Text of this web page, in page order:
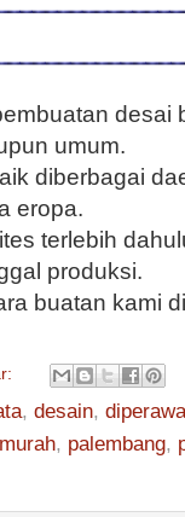
desai
umum.
diberbagai
eropa.
terlebih
produksi.
buatan kami
, desain,
murah, palembang,